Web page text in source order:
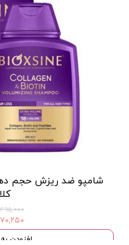
شامپو ضد ریزش حجم
۴۹۵,۰۰۰ تومان
۴۷۰,۲۵۰
افزودن